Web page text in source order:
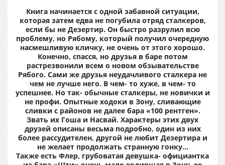
Книга начинается с одной забавной ситуации,
которая затем едва не погубила отряд сталкеров,
если бы не Дезертир. Он быстро разрулил всю
проблему, но Рябому, который получил очередную
насмешливую кличку, не очень от этого хорошо.
Конечно, спасся, но друзья в баре потом
растрезвонили всем о новом обзывательстве
Рябого. Сами же друзья неудачливого сталкера не
чем не лучше него. В чем- то хуже, в чем- то
успешнее. Но так- обычные сталкеры, не новички и
не профи. Опытные ходоки в Зону, сливающие
сливки с районов не далее бара «100 рентген».
Звать их Гоша и Насвай. Характеры этих двух
друзей описаны весьма подробно, один из них
более рассудителен, другой не любит Дезертира и
не желает продолжать странную гонку…
Также есть Флер, грубоватая девушка- официантка